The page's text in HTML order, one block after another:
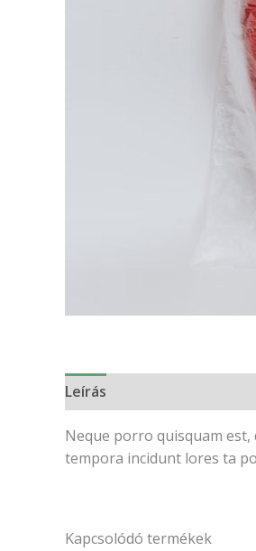
Leírás
Neque porro quisquam
tempora incidunt lores ta
Kapcsolódó termékek